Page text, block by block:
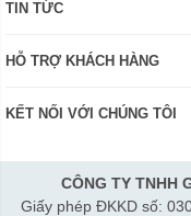
Thanh toán và giao hàng
Hướng dẫn đăng ký tài
Kiểm tra tình trạng đơn
TIN TỨC
Review sản phẩm
HỖ TRỢ KHÁCH HÀNG
Hợp tác:
Thời gian làm việc từ
KẾT NỐI VỚI CHÚNG TÔI
CÔNG TY TNHH
Giấy phép ĐKKD số: